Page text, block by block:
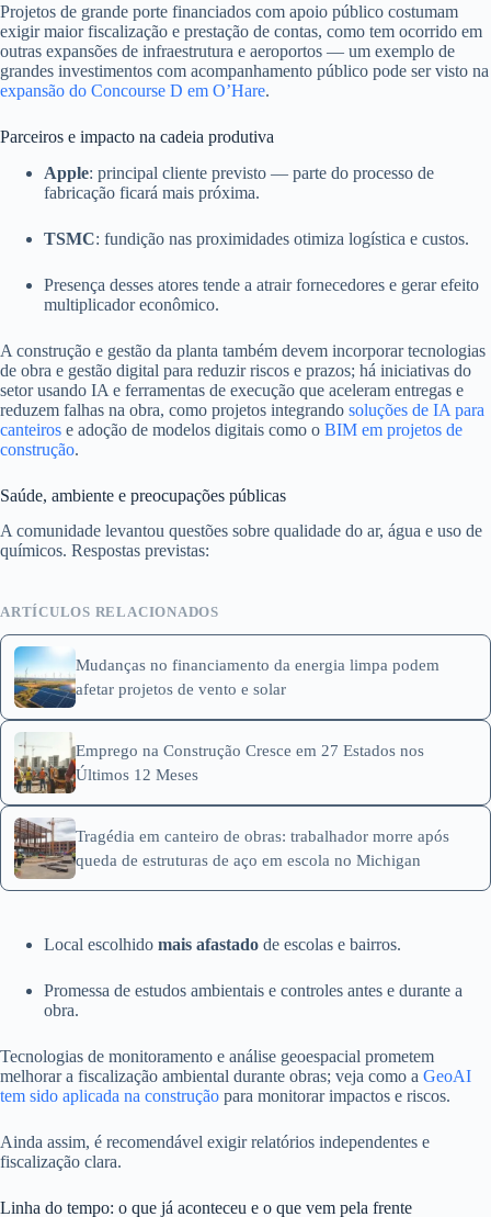
Projetos de grande porte financiados com apoio público costumam
exigir maior fiscalização e prestação de contas, como tem ocorrido em
outras expansões de infraestrutura e aeroportos — um exemplo de
grandes investimentos com acompanhamento público pode ser visto na
expansão do Concourse D em O’Hare.
Parceiros e impacto na cadeia produtiva
Apple: principal cliente previsto — parte do processo de
fabricação ficará mais próxima.
TSMC: fundição nas proximidades otimiza logística e custos.
Presença desses atores tende a atrair fornecedores e gerar efeito
multiplicador econômico.
A construção e gestão da planta também devem incorporar tecnologias
de obra e gestão digital para reduzir riscos e prazos; há iniciativas do
setor usando IA e ferramentas de execução que aceleram entregas e
reduzem falhas na obra, como projetos integrando soluções de IA para
canteiros e adoção de modelos digitais como o BIM em projetos de
construção.
Saúde, ambiente e preocupações públicas
A comunidade levantou questões sobre qualidade do ar, água e uso de
químicos. Respostas previstas:
ARTÍCULOS RELACIONADOS
Mudanças no financiamento da energia limpa podem
afetar projetos de vento e solar
Emprego na Construção Cresce em 27 Estados nos
Últimos 12 Meses
Tragédia em canteiro de obras: trabalhador morre após
queda de estruturas de aço em escola no Michigan
Local escolhido mais afastado de escolas e bairros.
Promessa de estudos ambientais e controles antes e durante a
obra.
Tecnologias de monitoramento e análise geoespacial prometem
melhorar a fiscalização ambiental durante obras; veja como a GeoAI
tem sido aplicada na construção para monitorar impactos e riscos.
Ainda assim, é recomendável exigir relatórios independentes e
fiscalização clara.
Linha do tempo: o que já aconteceu e o que vem pela frente